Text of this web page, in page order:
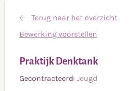
Terug naar het overzicht
Bewerking voorstellen
Praktijk Denktank
Gecontracteerd: Jeugd